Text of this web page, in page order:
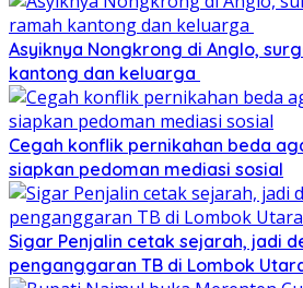
Asyiknya Nongkrong di Anglo,
kantong dan keluarga
Cegah konflik pernikahan beda
siapkan pedoman mediasi sosial
Sigar Penjalin cetak sejarah, jadi
penganggaran TB di Lombok